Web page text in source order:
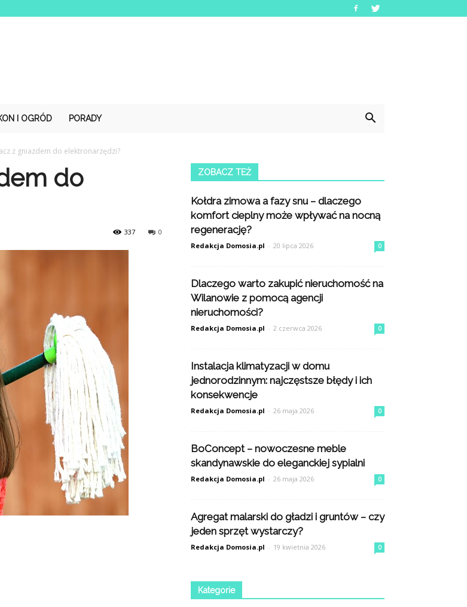
I OGRÓD PORADY
z gniazdem do elektronarzędzi?
do
0
337
ZOBACZ TEŻ
Kołdra zimowa a fazy snu – dlaczego
komfort cieplny może wpływać na nocną
regenerację?
Redakcja Domosia.pl - 20 lipca 2026 0
Dlaczego warto zakupić nieruchomość na
Wilanowie z pomocą agencji
nieruchomości?
Redakcja Domosia.pl - 2 czerwca 2026 0
Instalacja klimatyzacji w domu
jednorodzinnym: najczęstsze błędy i ich
konsekwencje
Redakcja Domosia.pl - 26 maja 2026 0
BoConcept – nowoczesne meble
skandynawskie do eleganckiej sypialni
Redakcja Domosia.pl - 26 maja 2026 0
Agregat malarski do gładzi i gruntów – czy
jeden sprzęt wystarczy?
Redakcja Domosia.pl - 19 kwietnia 2026 0
Kategorie